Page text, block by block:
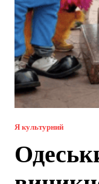
Я культурний